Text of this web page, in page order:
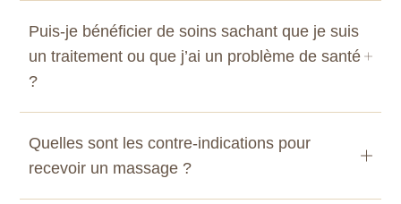
Puis-je bénéficier de soins sachant que je suis
un traitement ou que j’ai un problème de santé
?
Quelles sont les contre-indications pour
recevoir un massage ?